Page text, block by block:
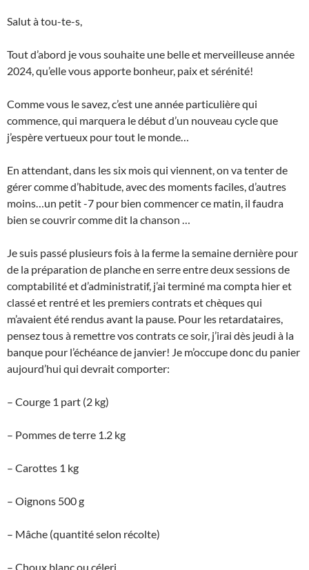
Salut à tou-te-s,
Tout d’abord je vous souhaite une belle et merveilleuse année
2024, qu’elle vous apporte bonheur, paix et sérénité!
Comme vous le savez, c’est une année particulière qui
commence, qui marquera le début d’un nouveau cycle que
j’espère vertueux pour tout le monde…
En attendant, dans les six mois qui viennent, on va tenter de
gérer comme d’habitude, avec des moments faciles, d’autres
moins…un petit -7 pour bien commencer ce matin, il faudra
bien se couvrir comme dit la chanson …
Je suis passé plusieurs fois à la ferme la semaine dernière pour
de la préparation de planche en serre entre deux sessions de
comptabilité et d’administratif, j’ai terminé ma compta hier et
classé et rentré et les premiers contrats et chèques qui
m’avaient été rendus avant la pause. Pour les retardataires,
pensez tous à remettre vos contrats ce soir, j’irai dès jeudi à la
banque pour l’échéance de janvier! Je m’occupe donc du panier
aujourd’hui qui devrait comporter:
– Courge 1 part (2 kg)
– Pommes de terre 1.2 kg
– Carottes 1 kg
– Oignons 500 g
– Mâche (quantité selon récolte)
– Choux blanc ou céleri